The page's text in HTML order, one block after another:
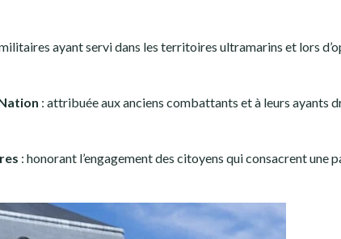
ayant servi dans les territoires ultramarins et lors
: attribuée aux anciens combattants et à leurs ayants
: honorant l’engagement des citoyens qui consacrent une